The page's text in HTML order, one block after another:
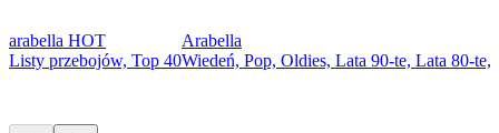
arabella HOT
Listy przebojów, Top 40
Arabella
Wiedeń, Pop, Oldies, Lata 90-te, Lata 80-te,